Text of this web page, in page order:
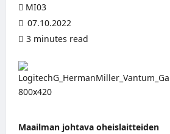
MI03
07.10.2022
3 minutes read
Maailman johtava oheislaitteiden